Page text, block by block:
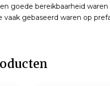
goede bereikbaarheid
vaak gebaseerd waren op